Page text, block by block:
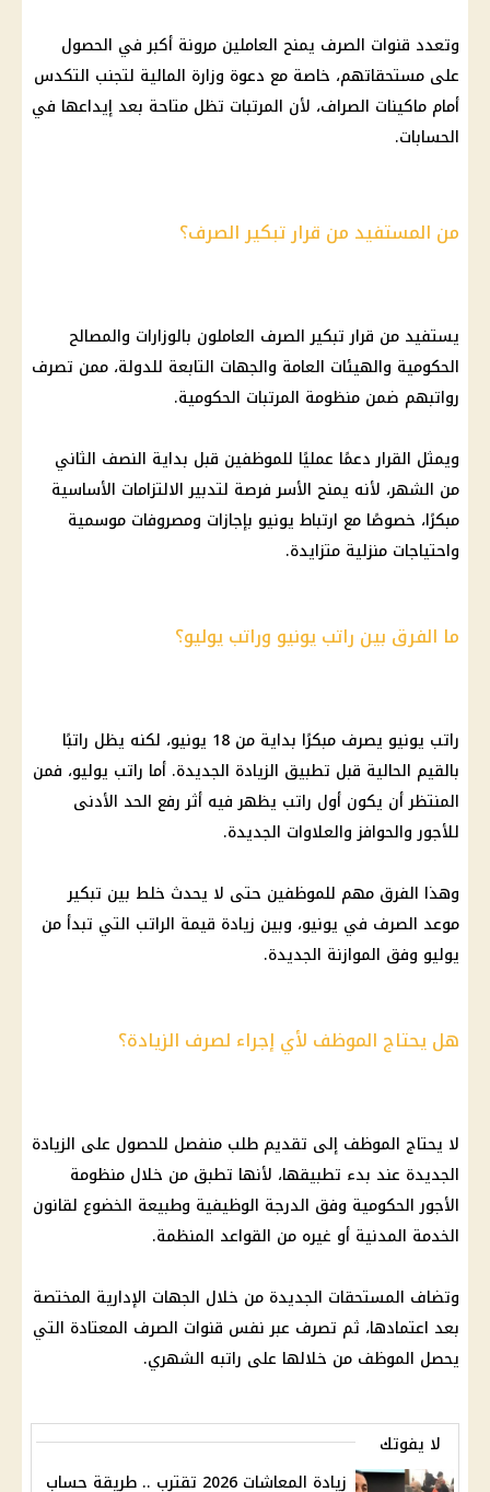
وتعدد قنوات الصرف يمنح العاملين مرونة أكبر في الحصول
على مستحقاتهم، خاصة مع دعوة وزارة المالية لتجنب التكدس
أمام ماكينات الصراف، لأن المرتبات تظل متاحة بعد إيداعها في
الحسابات.
من المستفيد من قرار تبكير الصرف؟
يستفيد من قرار تبكير الصرف العاملون بالوزارات والمصالح
الحكومية والهيئات العامة والجهات التابعة للدولة، ممن تصرف
رواتبهم ضمن منظومة المرتبات الحكومية.
ويمثل القرار دعمًا عمليًا للموظفين قبل بداية النصف الثاني
من الشهر، لأنه يمنح الأسر فرصة لتدبير الالتزامات الأساسية
مبكرًا، خصوصًا مع ارتباط يونيو بإجازات ومصروفات موسمية
واحتياجات منزلية متزايدة.
ما الفرق بين راتب يونيو وراتب يوليو؟
راتب يونيو يصرف مبكرًا بداية من 18 يونيو، لكنه يظل راتبًا
بالقيم الحالية قبل تطبيق الزيادة الجديدة. أما راتب يوليو، فمن
المنتظر أن يكون أول راتب يظهر فيه أثر رفع الحد الأدنى
للأجوروالحوافز والعلاوات الجديدة.
وهذا الفرق مهم للموظفين حتى لا يحدث خلط بين تبكير
موعد الصرف في يونيو، وبين زيادة قيمة الراتب التي تبدأ من
يوليو وفق الموازنة الجديدة.
هل يحتاج الموظف لأي إجراء لصرف الزيادة؟
لا يحتاج الموظف إلى تقديم طلب منفصل للحصول على الزيادة
الجديدة عند بدء تطبيقها، لأنها تطبق من خلال منظومة
الأجورالحكومية وفق الدرجة الوظيفية وطبيعة الخضوع لقانون
الخدمة المدنية أو غيره من القواعد المنظمة.
وتضاف المستحقات الجديدة من خلال الجهات الإدارية المختصة
بعد اعتمادها، ثم تصرف عبر نفس قنوات الصرف المعتادة التي
يحصل الموظف من خلالها على راتبه الشهري.
لا يفوتك
زيادة المعاشات 2026 تقترب .. طريقة حساب